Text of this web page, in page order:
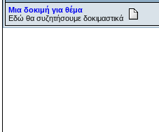
Μια δοκιμή για θέμα
Εδώ θα συζητήσουμε δοκιμαστικά